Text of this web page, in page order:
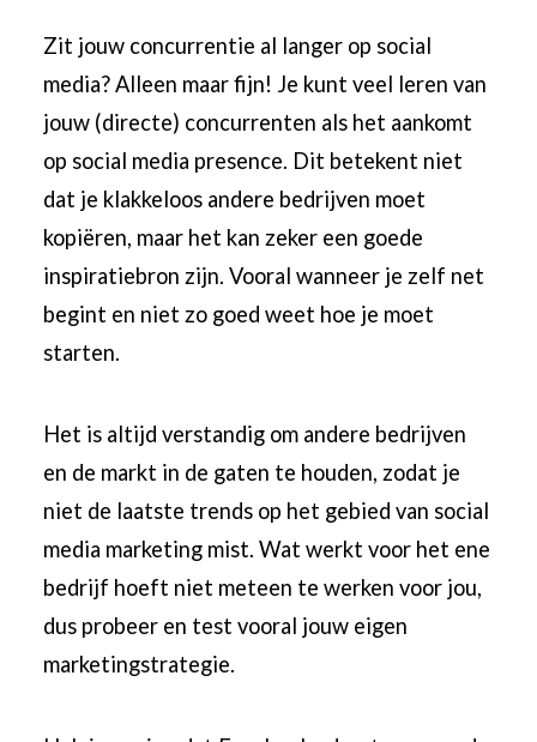
Zit jouw concurrentie al langer op social
media? Alleen maar fijn! Je kunt veel leren van
jouw (directe) concurrenten als het aankomt
op social media presence. Dit betekent niet
dat je klakkeloos andere bedrijven moet
kopiëren, maar het kan zeker een goede
inspiratiebron zijn. Vooral wanneer je zelf net
begint en niet zo goed weet hoe je moet
starten.
Het is altijd verstandig om andere bedrijven
en de markt in de gaten te houden, zodat je
niet de laatste trends op het gebied van social
media marketing mist. Wat werkt voor het ene
bedrijf hoeft niet meteen te werken voor jou,
dus probeer en test vooral jouw eigen
marketingstrategie.